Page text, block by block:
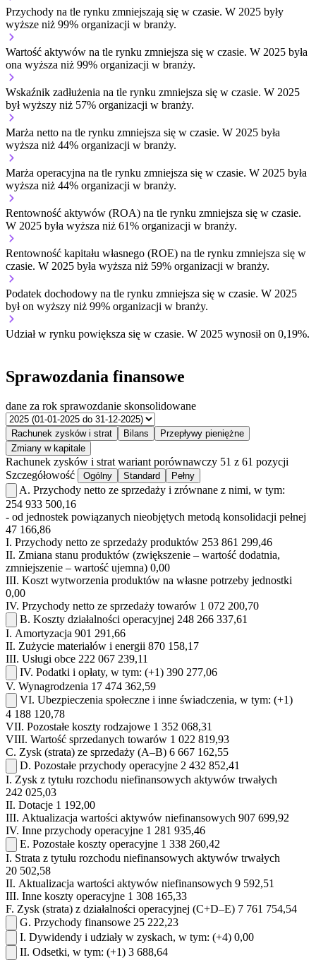
Przychody na tle rynku zmniejszają się w czasie. W 2025 były
wyższe niż 99% organizacji w branży.
Wartość aktywów na tle rynku zmniejsza się w czasie. W 2025 była
ona wyższa niż 99% organizacji w branży.
Wskaźnik zadłużenia na tle rynku zmniejsza się w czasie. W 2025
był wyższy niż 57% organizacji w branży.
Marża netto na tle rynku zmniejsza się w czasie. W 2025 była
wyższa niż 44% organizacji w branży.
Marża operacyjna na tle rynku zmniejsza się w czasie. W 2025 była
wyższa niż 44% organizacji w branży.
Rentowność aktywów (ROA) na tle rynku zmniejsza się w czasie.
W 2025 była wyższa niż 61% organizacji w branży.
Rentowność kapitału własnego (ROE) na tle rynku zmniejsza się w
czasie. W 2025 była wyższa niż 59% organizacji w branży.
Podatek dochodowy na tle rynku zmniejsza się w czasie. W 2025
był on wyższy niż 99% organizacji w branży.
Udział w rynku powiększa się w czasie. W 2025 wynosił on 0,19%.
Sprawozdania finansowe
dane za rok sprawozdanie skonsolidowane
Rachunek zysków i strat Bilans
Przepływy pieniężne
Zmiany w kapitale
Rachunek zysków i strat wariant porównawczy 51 z 61 pozycji
Szczegółowość
Ogólny Standard Pełny
A. Przychody netto ze sprzedaży i zrównane z nimi, w tym:
254 933 500,16
- od jednostek powiązanych nieobjętych metodą konsolidacji pełnej
47 166,86
I. Przychody netto ze sprzedaży produktów 253 861 299,46
II. Zmiana stanu produktów (zwiększenie – wartość dodatnia,
zmniejszenie – wartość ujemna) 0,00
III. Koszt wytworzenia produktów na własne potrzeby jednostki
0,00
IV. Przychody netto ze sprzedaży towarów 1 072 200,70
B. Koszty działalności operacyjnej 248 266 337,61
I. Amortyzacja 901 291,66
II. Zużycie materiałów i energii 870 158,17
III. Usługi obce 222 067 239,11
IV. Podatki i opłaty, w tym: (+1) 390 277,06
V. Wynagrodzenia 17 474 362,59
VI. Ubezpieczenia społeczne i inne świadczenia, w tym: (+1)
4 188 120,78
VII. Pozostałe koszty rodzajowe 1 352 068,31
VIII. Wartość sprzedanych towarów 1 022 819,93
C. Zysk (strata) ze sprzedaży (A–B) 6 667 162,55
D. Pozostałe przychody operacyjne 2 432 852,41
I. Zysk z tytułu rozchodu niefinansowych aktywów trwałych
242 025,03
II. Dotacje 1 192,00
III. Aktualizacja wartości aktywów niefinansowych 907 699,92
IV. Inne przychody operacyjne 1 281 935,46
E. Pozostałe koszty operacyjne 1 338 260,42
I. Strata z tytułu rozchodu niefinansowych aktywów trwałych
20 502,58
II. Aktualizacja wartości aktywów niefinansowych 9 592,51
III. Inne koszty operacyjne 1 308 165,33
F. Zysk (strata) z działalności operacyjnej (C+D–E) 7 761 754,54
G. Przychody finansowe 25 222,23
I. Dywidendy i udziały w zyskach, w tym: (+4) 0,00
II. Odsetki, w tym: (+1) 3 688,64